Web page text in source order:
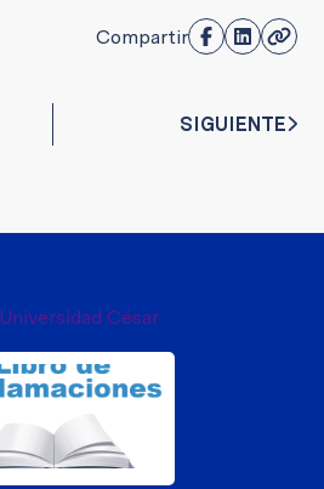
Compartir
SIGUIENTE